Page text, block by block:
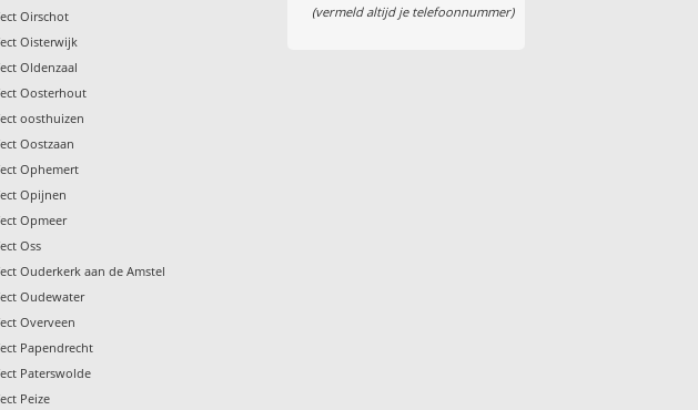
Oirschot
Oisterwijk
Oldenzaal
Oosterhout
oosthuizen
Oostzaan
Ophemert
Opijnen
Opmeer
Oss
Ouderkerk aan de Amstel
Oudewater
Overveen
Papendrecht
Paterswolde
Peize
(vermeld altijd je telefoonnummer)